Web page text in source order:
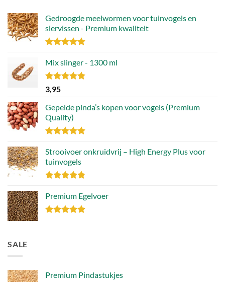
Gedroogde meelwormen voor tuinvogels en
siervissen - Premium kwaliteit
4.88uit 5
Mix slinger - 1300 ml
Gewaardeerd
4.79
3,95
Gepelde pinda’s kopen voor vogels (Premium
Quality)
4.89uit 5
Strooivoer onkruidvrij – High Energy Plus voor
tuinvogels
4.77uit 5
Premium Egelvoer
SALE
Premium Pindastukjes